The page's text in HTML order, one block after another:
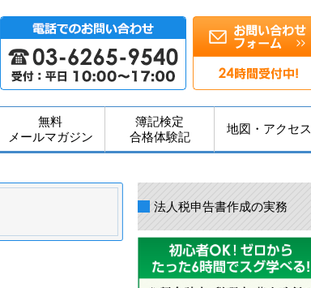
無料
メールマガジン
簿記検定
合格体験記
地図・アクセス
法人税申告書作成の実務